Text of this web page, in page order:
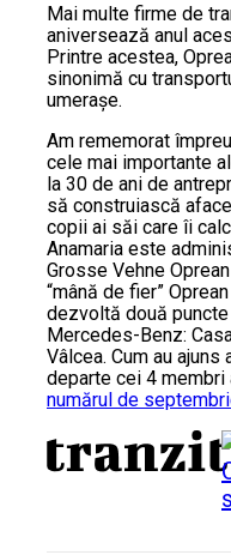
Mai multe firme de
aniversează anul
Printre acestea,
sinonimă cu
umerașe.
Am rememorat
cele mai importante
la 30 de ani de
să construiască
copii ai săi care îi
Anamaria este
Grosse Vehne
“mână de fier”
dezvoltă două
Mercedes-Benz:
Vâlcea. Cum au
departe cei 4
numărul de